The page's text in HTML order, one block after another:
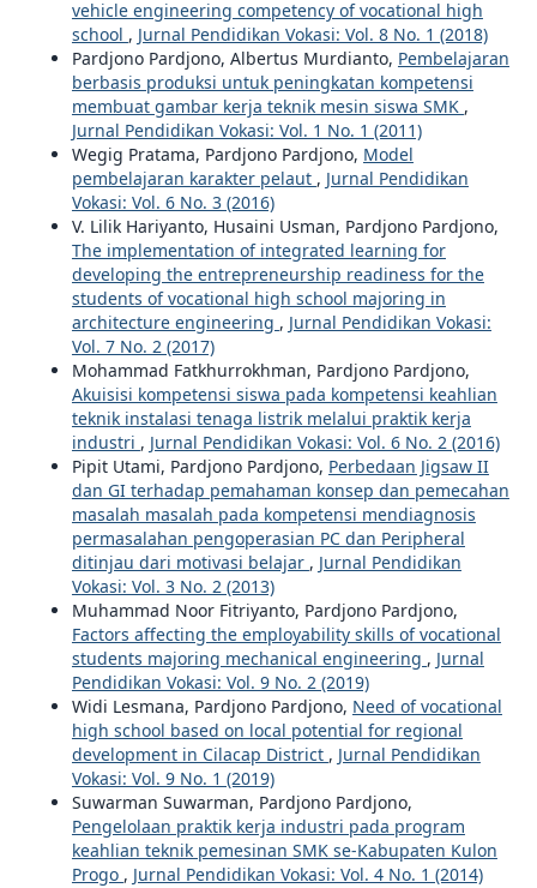
vehicle engineering competency of vocational high
school , Jurnal Pendidikan Vokasi: Vol. 8 No. 1 (2018)
Pardjono Pardjono, Albertus Murdianto, Pembelajaran
berbasis produksi untuk peningkatan kompetensi
membuat gambar kerja teknik mesin siswa SMK ,
Jurnal Pendidikan Vokasi: Vol. 1 No. 1 (2011)
Wegig Pratama, Pardjono Pardjono, Model
pembelajaran karakter pelaut , Jurnal Pendidikan
Vokasi: Vol. 6 No. 3 (2016)
V. Lilik Hariyanto, Husaini Usman, Pardjono Pardjono,
The implementation of integrated learning for
developing the entrepreneurship readiness for the
students of vocational high school majoring in
architecture engineering , Jurnal Pendidikan Vokasi:
Vol. 7 No. 2 (2017)
Mohammad Fatkhurrokhman, Pardjono Pardjono,
Akuisisi kompetensi siswa pada kompetensi keahlian
teknik instalasi tenaga listrik melalui praktik kerja
industri , Jurnal Pendidikan Vokasi: Vol. 6 No. 2 (2016)
Pipit Utami, Pardjono Pardjono, Perbedaan Jigsaw II
dan GI terhadap pemahaman konsep dan pemecahan
masalah masalah pada kompetensi mendiagnosis
permasalahan pengoperasian PC dan Peripheral
ditinjau dari motivasi belajar , Jurnal Pendidikan
Vokasi: Vol. 3 No. 2 (2013)
Muhammad Noor Fitriyanto, Pardjono Pardjono,
Factors affecting the employability skills of vocational
students majoring mechanical engineering , Jurnal
Pendidikan Vokasi: Vol. 9 No. 2 (2019)
Widi Lesmana, Pardjono Pardjono, Need of vocational
high school based on local potential for regional
development in Cilacap District , Jurnal Pendidikan
Vokasi: Vol. 9 No. 1 (2019)
Suwarman Suwarman, Pardjono Pardjono,
Pengelolaan praktik kerja industri pada program
keahlian teknik pemesinan SMK se-Kabupaten Kulon
Progo , Jurnal Pendidikan Vokasi: Vol. 4 No. 1 (2014)